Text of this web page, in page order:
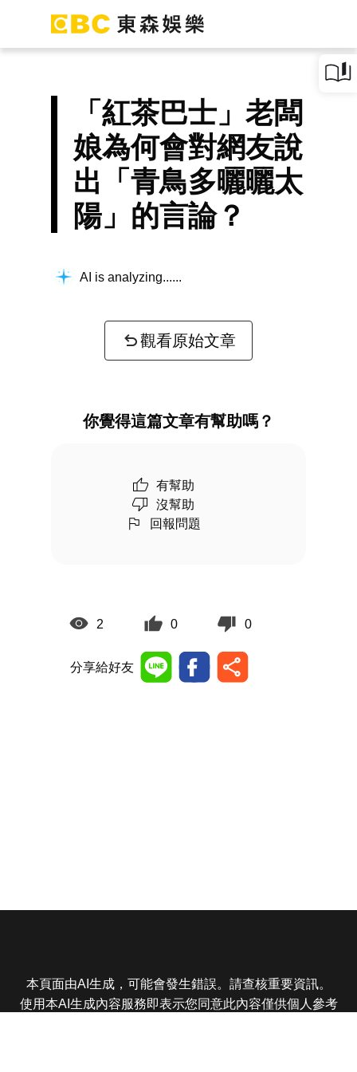
「紅茶巴士」老闆
娘為何會對網友說
出「青鳥多曬曬太
陽」的言論？
AI is analyzing...
觀看原始文章
你覺得這篇文章有幫助嗎？
有幫助
沒幫助
回報問題
2 0 0
分享給好友
本頁面由AI生成，可能會發生錯誤。請查核重要資訊。
使用本AI生成內容服務即表示您同意此內容僅供個人參考